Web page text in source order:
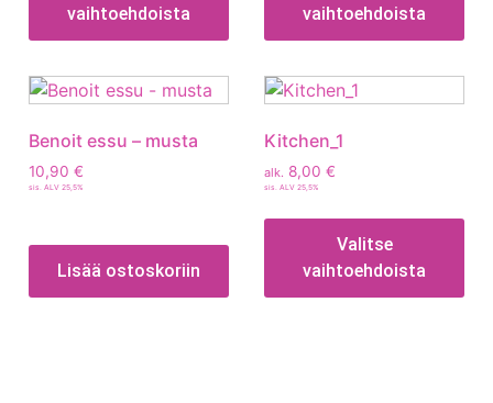
vaihtoehdoista
vaihtoehdoista
Benoit essu – musta
10,90 €
sis. ALV 25,5%
Lisää ostoskoriin
Kitchen_1
alk. 8,00 €
sis. ALV 25,5%
Valitse
vaihtoehdoista